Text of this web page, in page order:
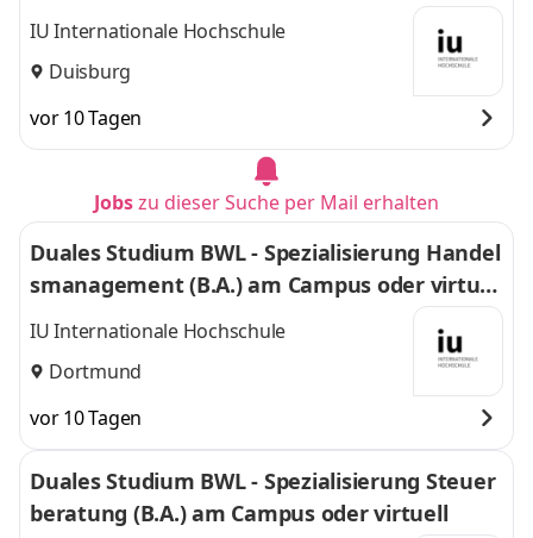
IU Internationale Hochschule
Duisburg
vor 10 Tagen
Jobszu dieser Suche per Mail erhalten
Duales Studium BWL - Spezialisierung Handel
smanagement (B.A.) am Campus oder virtuel
l
IU Internationale Hochschule
Dortmund
vor 10 Tagen
Duales Studium BWL - Spezialisierung Steuer
beratung (B.A.) am Campus oder virtuell